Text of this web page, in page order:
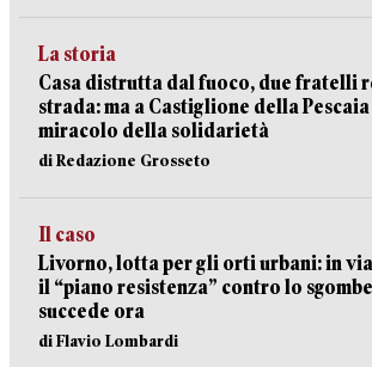
La storia
Casa distrutta dal fuoco, due fratelli
strada: ma a Castiglione della
miracolo della solidarietà
di Redazione Grosseto
Il caso
Livorno, lotta per gli orti urbani: in
il “piano resistenza” contro lo
succede ora
di Flavio Lombardi